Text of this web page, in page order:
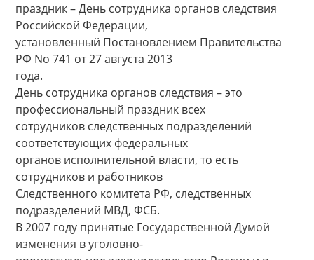
праздник – День сотрудника органов следствия
Российской Федерации,
установленный Постановлением Правительства
РФ No 741 от 27 августа 2013
года.
День сотрудника органов следствия – это
профессиональный праздник всех
сотрудников следственных подразделений
соответствующих федеральных
органов исполнительной власти, то есть
сотрудников и работников
Следственного комитета РФ, следственных
подразделений МВД, ФСБ.
В 2007 году принятые Государственной Думой
изменения в уголовно-